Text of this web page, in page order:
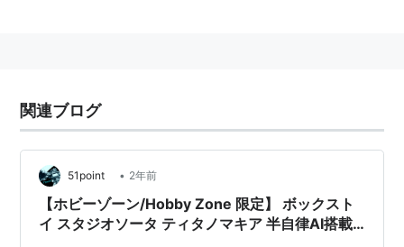
関連ブログ
51point • 2年前
【ホビーゾーン/Hobby Zone 限定】 ボックスト
イ スタジオソータ ティタノマキア 半自律AI搭載